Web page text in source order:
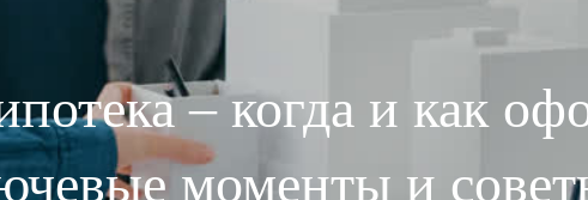
– когда и как
моменты и